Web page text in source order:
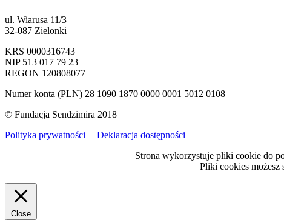
ul. Wiarusa 11/3
32-087 Zielonki
KRS 0000316743
NIP 513 017 79 23
REGON 120808077
Numer konta (PLN) 28 1090 1870 0000 0001 5012 0108
© Fundacja Sendzimira 2018
Polityka prywatności | Deklaracja dostępności
Strona wykorzystuje pliki cookie do
Pliki cookies możesz
Close